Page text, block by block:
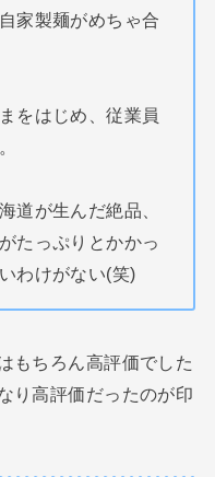
家製麺がめちゃ合
をはじめ、従業員
道が生んだ絶品、
たっぷりとかかっ
わけがない(笑)
もちろん高評価でした
り高評価だったのが印